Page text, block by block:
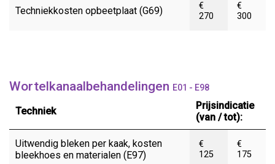
Techniekkosten opbeetplaat (G69)
€
270
€
300
Wortelkanaalbehandelingen E01 - E98
Techniek
Prijsindicatie
(van / tot):
Uitwendig bleken per kaak, kosten
bleekhoes en materialen (E97)
€
125
€
175